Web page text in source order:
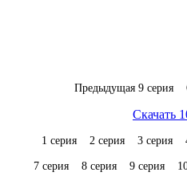
Предыдущая 9 серия
Скачать
1 серия 2 серия 3 серия
7 серия 8 серия 9 серия